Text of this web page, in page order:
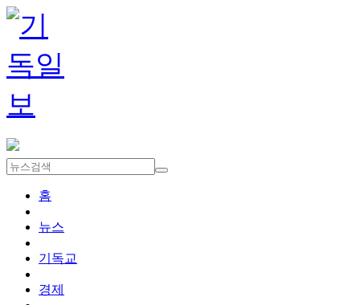
홈
뉴스
기독교
경제